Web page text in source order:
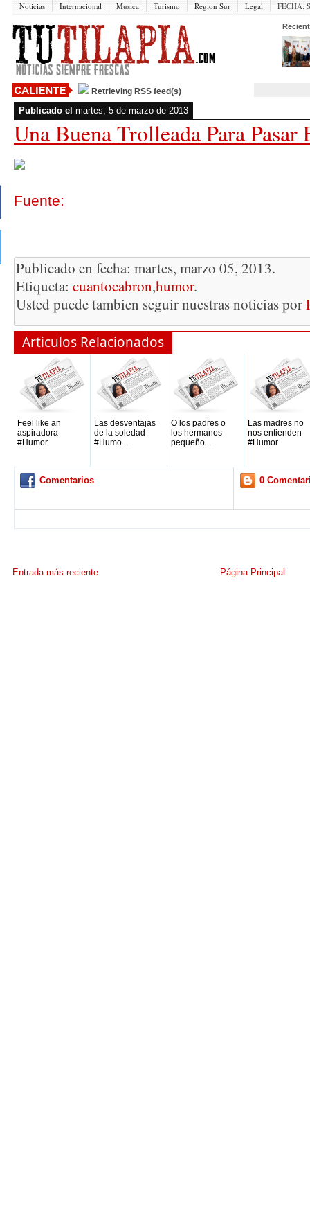
Noticias Internacional Musica Turismo Region Sur Legal FECHA:
Retrieving RSS feed(s)
Publicado el martes, 5 de marzo de 2013
Una Buena Trolleada Para
Fuente:
Publicado en fecha: martes, marzo 05, 2013.
Etiqueta: cuantocabron,humor.
Usted puede tambien seguir nuestras noticias por
Articulos Relacionados
Feel like an
aspiradora
#Humor
Las desventajas
de la soledad
#Humo...
O los padres o
los hermanos
pequeño...
Las madres no
nos entienden
#Humor
Comentarios 0
Entrada más reciente Página Principal